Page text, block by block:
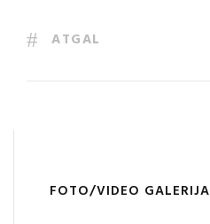
ATGAL
FOTO/VIDEO GALERIJA